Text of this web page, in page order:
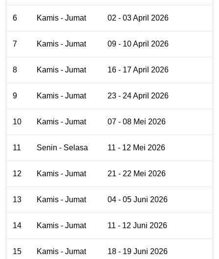
6 Kamis - Jumat 02 - 03 April 2026
7 Kamis - Jumat 09 - 10 April 2026
8 Kamis - Jumat 16 - 17 April 2026
9 Kamis - Jumat 23 - 24 April 2026
10 Kamis - Jumat 07 - 08 Mei 2026
11 Senin - Selasa 11 - 12 Mei 2026
12 Kamis - Jumat 21 - 22 Mei 2026
13 Kamis - Jumat 04 - 05 Juni 2026
14 Kamis - Jumat 11 - 12 Juni 2026
15 Kamis - Jumat 18 - 19 Juni 2026